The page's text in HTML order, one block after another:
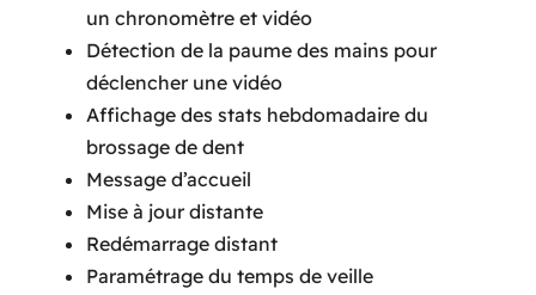
un chronomètre et vidéo
Détection de la paume des mains pour
déclencher une vidéo
Affichage des stats hebdomadaire du
brossage de dent
Message d’accueil
Mise à jour distante
Redémarrage distant
Paramétrage du temps de veille